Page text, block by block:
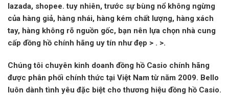
lazada, shopee. tuy nhiên, trước sự bùng nổ không ngừng
của hàng giả, hàng nhái, hàng kém chất lượng, hàng xách
tay, hàng không rõ nguồn gốc, bạn nên lựa chọn nhà cung
cấp đồng hồ chính hãng uy tín nhưđẹp > . >.
Chúng tôi chuyên kinh doanh đồng hồ Casio chính hãng
được phân phối chính thức tại Việt Nam từ năm 2009. Bello
luôn dành tình yêu đặc biệt cho thương hiệu đồng hồ Casio.